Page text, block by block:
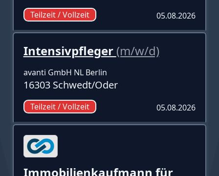
Teilzeit / Vollzeit 05.08.2026
Intensivpfleger (m/w/d)
avanti GmbH NL Berlin
16303 Schwedt/Oder
Teilzeit / Vollzeit 05.08.2026
Immobilienkaufmann für